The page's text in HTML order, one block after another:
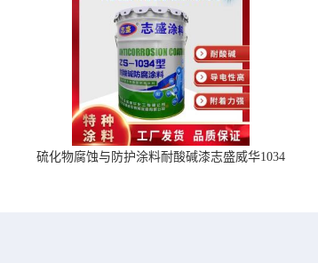
硫化物腐蚀与防护涂料耐酸碱漆志盛威华1034